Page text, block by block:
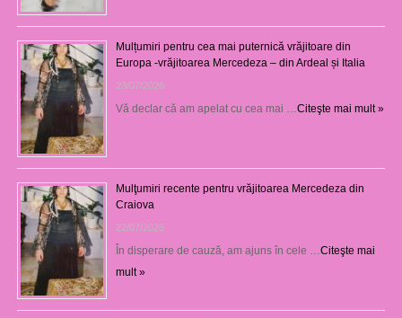
Mulțumiri pentru cea mai puternică vrăjitoare din
Europa -vrăjitoarea Mercedeza – din Ardeal și Italia
23/07/2026
Vă declar că am apelat cu cea mai … Citeşte mai mult »
Mulţumiri recente pentru vrăjitoarea Mercedeza din
Craiova
22/07/2026
În disperare de cauză, am ajuns în cele … Citeşte mai
mult »